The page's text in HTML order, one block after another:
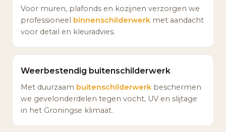
Voor muren, plafonds en kozijnen verzorgen we
professioneel binnenschilderwerk met aandacht
voor detail en kleuradvies.
Weerbestendig buitenschilderwerk
Met duurzaam buitenschilderwerk beschermen
we gevelonderdelen tegen vocht, UV en slijtage
in het Groningse klimaat.